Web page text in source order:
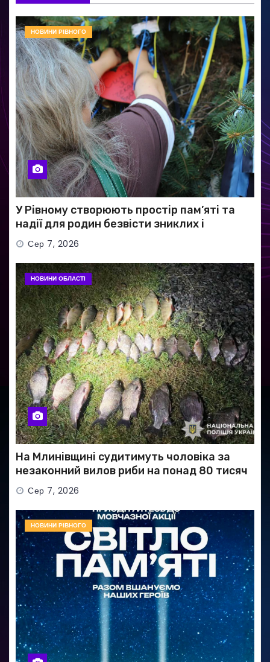
НОВИНИ РІВНОГО
У Рівному створюють простір пам’яті та
надії для родин безвісти зниклих і
полонених військових
Сер 7, 2026
НОВИНИ ОБЛАСТІ
На Млинівщині судитимуть чоловіка за
незаконний вилов риби на понад 80 тисяч
гривень
Сер 7, 2026
НОВИНИ РІВНОГО